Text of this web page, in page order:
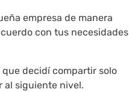
empresa de manera
con tus necesidades
que decidí compartir solo
al siguiente nivel.